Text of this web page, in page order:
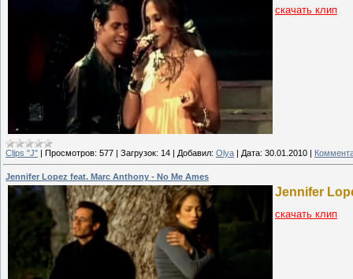
скачать клип
Clips "J" | Просмотров: 577 | Загрузок: 14 | Добавил: Olya | Дата: 30.01.2010 |
Jennifer Lopez feat. Marc Anthony - No Me Ames
Jennifer
скачать клип